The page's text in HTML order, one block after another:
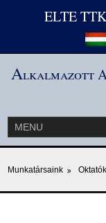
ELTE
Alkalmazott
Munkatársaink Oktatók